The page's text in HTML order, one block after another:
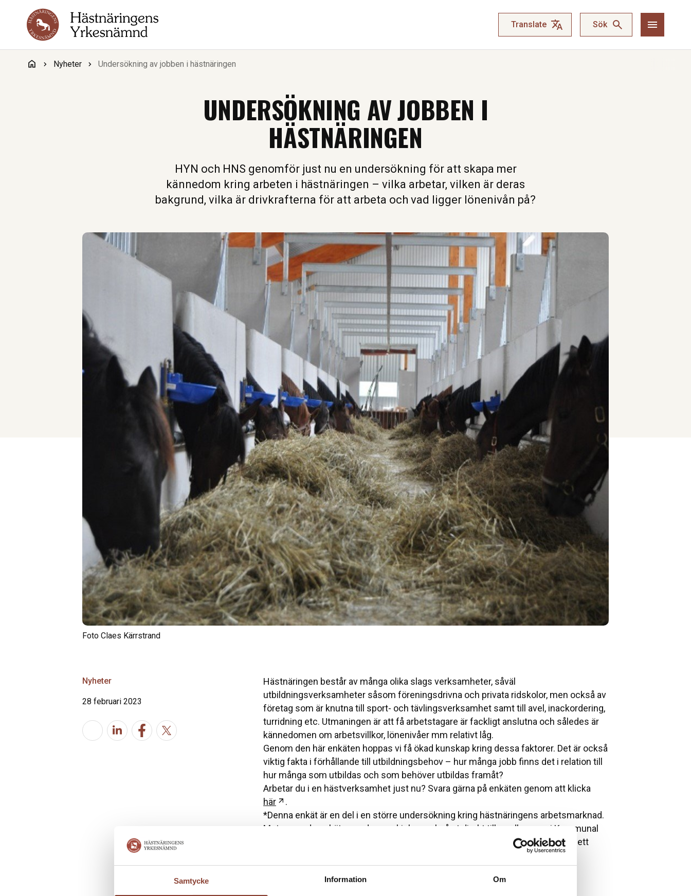
Samtycke Information Om
Translate
Sök
Nyheter Undersökning av jobben i hästnäringen
UNDERSÖKNING AV JOBBEN I
HÄSTNÄRINGEN
HYN och HNS genomför just nu en undersökning för att skapa mer
kännedom kring arbeten i hästnäringen – vilka arbetar, vilken är deras
bakgrund, vilka är drivkrafterna för att arbeta och vad ligger lönenivån på?
Foto Claes Kärrstrand
Nyheter
28 februari 2023
Hästnäringen består av många olika slags verksamheter, såväl
utbildningsverksamheter såsom föreningsdrivna och privata ridskolor, men också av
företag som är knutna till sport- och tävlingsverksamhet samt till avel, inackordering,
turridning etc. Utmaningen är att få arbetstagare är fackligt anslutna och således är
kännedomen om arbetsvillkor, lönenivåer mm relativt låg.
Genom den här enkäten hoppas vi få ökad kunskap kring dessa faktorer. Det är också
viktig fakta i förhållande till utbildningsbehov – hur många jobb finns det i relation till
hur många som utbildas och som behöver utbildas framåt?
Arbetar du i en hästverksamhet just nu? Svara gärna på enkäten genom att klicka
här
.
*Denna enkät är en del i en större undersökning kring hästnäringens arbetsmarknad.
Motsvarande enkät som denna skickas också ut direkt till medlemmar i Kommunal
som arbetar inom hästnäringen. OBS! Enkäten vänder sig till dig som arbetar i ett
En annan enkät har skickats till elever vid hästgymnasier. Dessutom pågår en
intervjuundersökning av arbetsgivare.